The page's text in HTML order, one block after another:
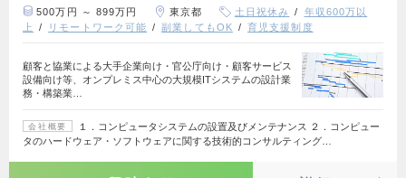
500万円 ～ 899万円 東京都 土日祝休み
年収600万以
上
リモートワーク可能 副業してもOK 育児支援制度
顧客と協業による大手企業向け・官公庁向け・顧客サービス
設備向け等、オンプレミス中心の大規模ITシステムの設計業
務・構築業…
会社概要
１．コンピュータシステムの設置及びメンテナンス ２．コンピュー
タのハードウェア・ソフトウェアに関する技術的コンサルティング…